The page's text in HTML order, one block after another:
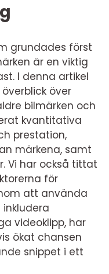
grundades först
är en viktig
I denna artikel
över
bilmärken och
kvantitativa
prestation,
märkena, samt
Vi har också tittat
för
att använda
videoklipp, har
ökat chansen
snippet i ett